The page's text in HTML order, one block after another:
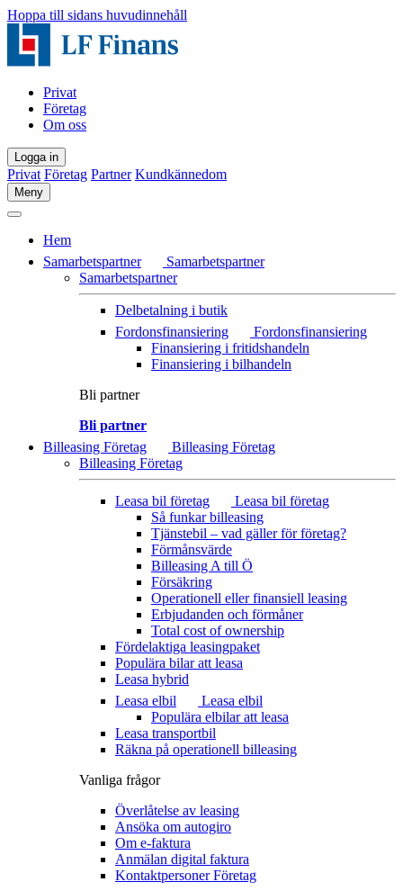
Hoppa till sidans huvudinnehåll
Privat
Företag
Om oss
Logga in
Privat Företag Partner Kundkännedom
Meny
Hem
Samarbetspartner
Samarbetspartner
Samarbetspartner
Delbetalning i butik
Fordonsfinansiering
Fordonsfinansiering
Finansiering i fritidshandeln
Finansiering i bilhandeln
Bli partner
Bli partner
Billeasing Företag
Billeasing Företag
Billeasing Företag
Leasa bil företag
Leasa bil företag
Så funkar billeasing
Tjänstebil – vad gäller för företag?
Förmånsvärde
Billeasing A till Ö
Försäkring
Operationell eller finansiell leasing
Erbjudanden och förmåner
Total cost of ownership
Fördelaktiga leasingpaket
Populära bilar att leasa
Leasa hybrid
Leasa elbil
Leasa elbil
Populära elbilar att leasa
Leasa transportbil
Räkna på operationell billeasing
Vanliga frågor
Överlåtelse av leasing
Ansöka om autogiro
Om e-faktura
Anmälan digital faktura
Kontaktpersoner Företag